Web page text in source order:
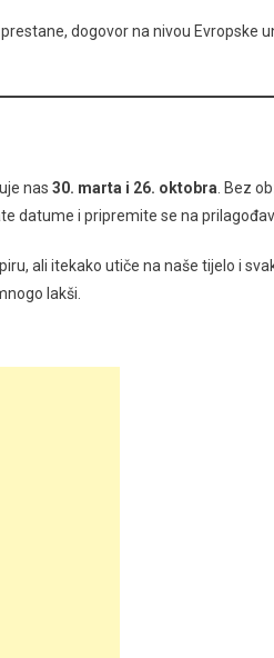
dogovor na nivou Evropske
nas 30. marta i 26. oktobra . Bez
datume i pripremite se na
ali itekako utiče na naše tijelo i
lakši.